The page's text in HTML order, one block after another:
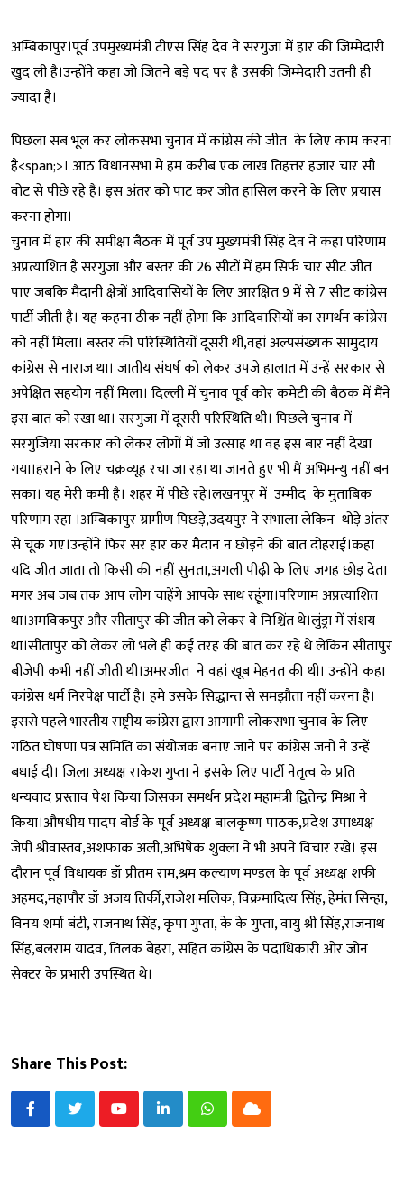
अम्बिकापुर।पूर्व उपमुख्यमंत्री टीएस सिंह देव ने सरगुजा में हार की जिम्मेदारी
खुद ली है।उन्होंने कहा जो जितने बड़े पद पर है उसकी जिम्मेदारी उतनी ही
ज्यादा है।
पिछला सब भूल कर लोकसभा चुनाव में कांग्रेस की जीत के लिए काम करना
है<span;>। आठ विधानसभा मे हम करीब एक लाख तिहत्तर हजार चार सौ
वोट से पीछे रहे हैं। इस अंतर को पाट कर जीत हासिल करने के लिए प्रयास
करना होगा।
चुनाव में हार की समीक्षा बैठक में पूर्व उप मुख्यमंत्री सिंह देव ने कहा परिणाम
अप्रत्याशित है सरगुजा और बस्तर की 26 सीटों में हम सिर्फ चार सीट जीत
पाए जबकि मैदानी क्षेत्रों आदिवासियों के लिए आरक्षित 9 में से 7 सीट कांग्रेस
पार्टी जीती है। यह कहना ठीक नहीं होगा कि आदिवासियों का समर्थन कांग्रेस
को नहीं मिला। बस्तर की परिस्थितियों दूसरी थी,वहां अल्पसंख्यक सामुदाय
कांग्रेस से नाराज था। जातीय संघर्ष को लेकर उपजे हालात में उन्हें सरकार से
अपेक्षित सहयोग नहीं मिला। दिल्ली में चुनाव पूर्व कोर कमेटी की बैठक में मैंने
इस बात को रखा था। सरगुजा में दूसरी परिस्थिति थी। पिछले चुनाव में
सरगुजिया सरकार को लेकर लोगों में जो उत्साह था वह इस बार नहीं देखा
गया।हराने के लिए चक्रव्यूह रचा जा रहा था जानते हुए भी मैं अभिमन्यु नहीं बन
सका। यह मेरी कमी है। शहर में पीछे रहे।लखनपुर में उम्मीद के मुताबिक
परिणाम रहा ।अम्बिकापुर ग्रामीण पिछड़े,उदयपुर ने संभाला लेकिन थोड़े अंतर
से चूक गए।उन्होंने फिर सर हार कर मैदान न छोड़ने की बात दोहराई।कहा
यदि जीत जाता तो किसी की नहीं सुनता,अगली पीढ़ी के लिए जगह छोड़ देता
मगर अब जब तक आप लोग चाहेंगे आपके साथ रहूंगा।परिणाम अप्रत्याशित
था।अमविकपुर और सीतापुर की जीत को लेकर वे निश्चिंत थे।लुंड्रा में संशय
था।सीतापुर को लेकर लो भले ही कई तरह की बात कर रहे थे लेकिन सीतापुर
बीजेपी कभी नहीं जीती थी।अमरजीत ने वहां खूब मेहनत की थी। उन्होंने कहा
कांग्रेस धर्म निरपेक्ष पार्टी है। हमे उसके सिद्धान्त से समझौता नहीं करना है।
इससे पहले भारतीय राष्ट्रीय कांग्रेस द्वारा आगामी लोकसभा चुनाव के लिए
गठित घोषणा पत्र समिति का संयोजक बनाए जाने पर कांग्रेस जनों ने उन्हें
बधाई दी। जिला अध्यक्ष राकेश गुप्ता ने इसके लिए पार्टी नेतृत्व के प्रति
धन्यवाद प्रस्ताव पेश किया जिसका समर्थन प्रदेश महामंत्री द्वितेन्द्र मिश्रा ने
किया।औषधीय पादप बोर्ड के पूर्व अध्यक्ष बालकृष्ण पाठक,प्रदेश उपाध्यक्ष
जेपी श्रीवास्तव,अशफाक अली,अभिषेक शुक्ला ने भी अपने विचार रखे। इस
दौरान पूर्व विधायक डॉ प्रीतम राम,श्रम कल्याण मण्डल के पूर्व अध्यक्ष शफी
अहमद,महापौर डॉ अजय तिर्की,राजेश मलिक, विक्रमादित्य सिंह, हेमंत सिन्हा,
विनय शर्मा बंटी, राजनाथ सिंह, कृपा गुप्ता, के के गुप्ता, वायु श्री सिंह,राजनाथ
सिंह,बलराम यादव, तिलक बेहरा, सहित कांग्रेस के पदाधिकारी ओर जोन
सेक्टर के प्रभारी उपस्थित थे।
Share This Post:
YoutubeLinkedInWhatsappCloud